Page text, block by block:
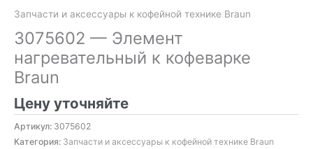
Запчасти и аксессуары к кофейной технике Braun
3075602 — Элемент
нагревательный к кофеварке
Braun
Цену уточняйте
Артикул: 3075602
Категория: Запчасти и аксессуары к кофейной технике Braun